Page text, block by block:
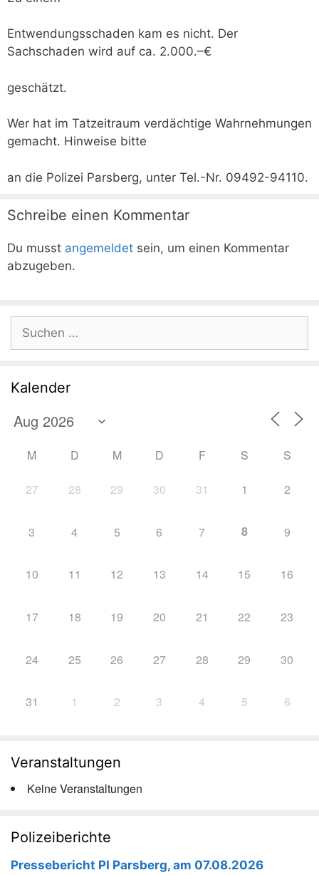
Entwendungsschaden kam es nicht. Der
Sachschaden wird auf ca. 2.000.–€
geschätzt.
Wer hat im Tatzeitraum verdächtige Wahrnehmungen
gemacht. Hinweise bitte
an die Polizei Parsberg, unter Tel.-Nr. 09492-94110.
Schreibe einen Kommentar
Du musst angemeldet sein, um einen Kommentar
abzugeben.
Suchen
nach:
Kalender
M D M D F S S
27 28 29 30 31 1 2
3 4 5 6 7 8 9
10 11 12 13 14 15 16
17 18 19 20 21 22 23
24 25 26 27 28 29 30
31 1 2 3 4 5 6
Veranstaltungen
Keine Veranstaltungen
Polizeiberichte
Pressebericht PI Parsberg, am 07.08.2026